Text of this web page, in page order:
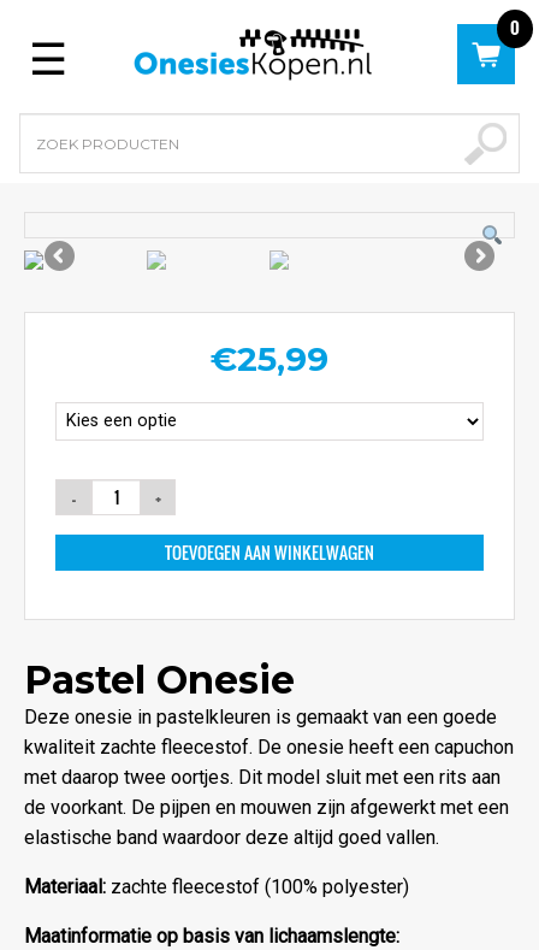
Menu
0
€25,99
TOEVOEGEN AAN WINKELWAGEN
Pastel Onesie
Deze onesie in pastelkleuren is gemaakt van een goede
kwaliteit zachte fleecestof. De onesie heeft een capuchon
met daarop twee oortjes. Dit model sluit met een rits aan
de voorkant. De pijpen en mouwen zijn afgewerkt met een
elastische band waardoor deze altijd goed vallen.
Materiaal: zachte fleecestof (100% polyester)
Maatinformatie op basis van lichaamslengte: